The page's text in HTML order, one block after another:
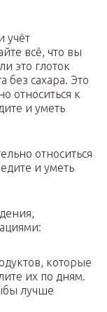
учёт
всё, что вы
это глоток
без сахара. Это
относиться к
и уметь
относиться
и уметь
которые
их по дням.
лучше